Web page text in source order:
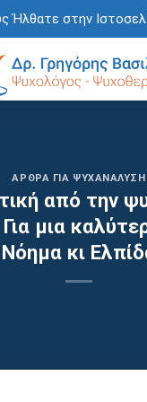
Ήλθατε στην
ΆΡΘΡΑ ΓΙΑ ΨΥΧΑΝΆΛΥΣΗ
από την
μια
Νόημα κι